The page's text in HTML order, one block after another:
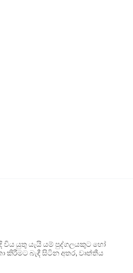
යුතු යැයි යම් පුද්ගලයකුට හෝ
කිරීමට බැඳී සිටින අතර, වෘත්තීය